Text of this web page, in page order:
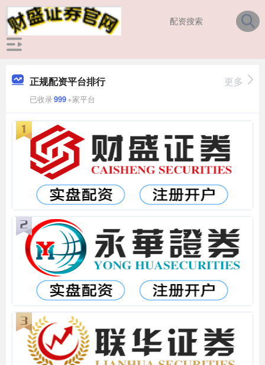
正规配资平台排行
已收录999+家平台
更多